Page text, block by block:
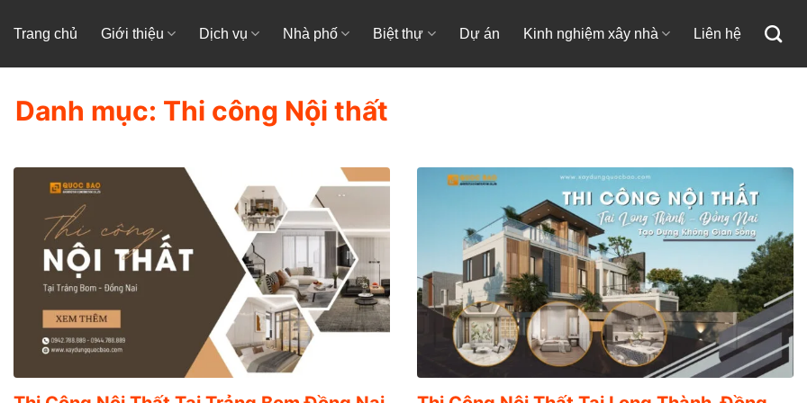
Trang chủ Giới thiệu Dịch vụ Nhà phố Biệt thự Dự án Kinh nghiệm xây nhà Liên hệ
Danh mục: Thi công Nội thất